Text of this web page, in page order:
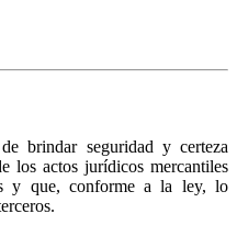
brindar seguridad y certeza
los actos jurídicos mercantiles
y que, conforme a la ley, lo